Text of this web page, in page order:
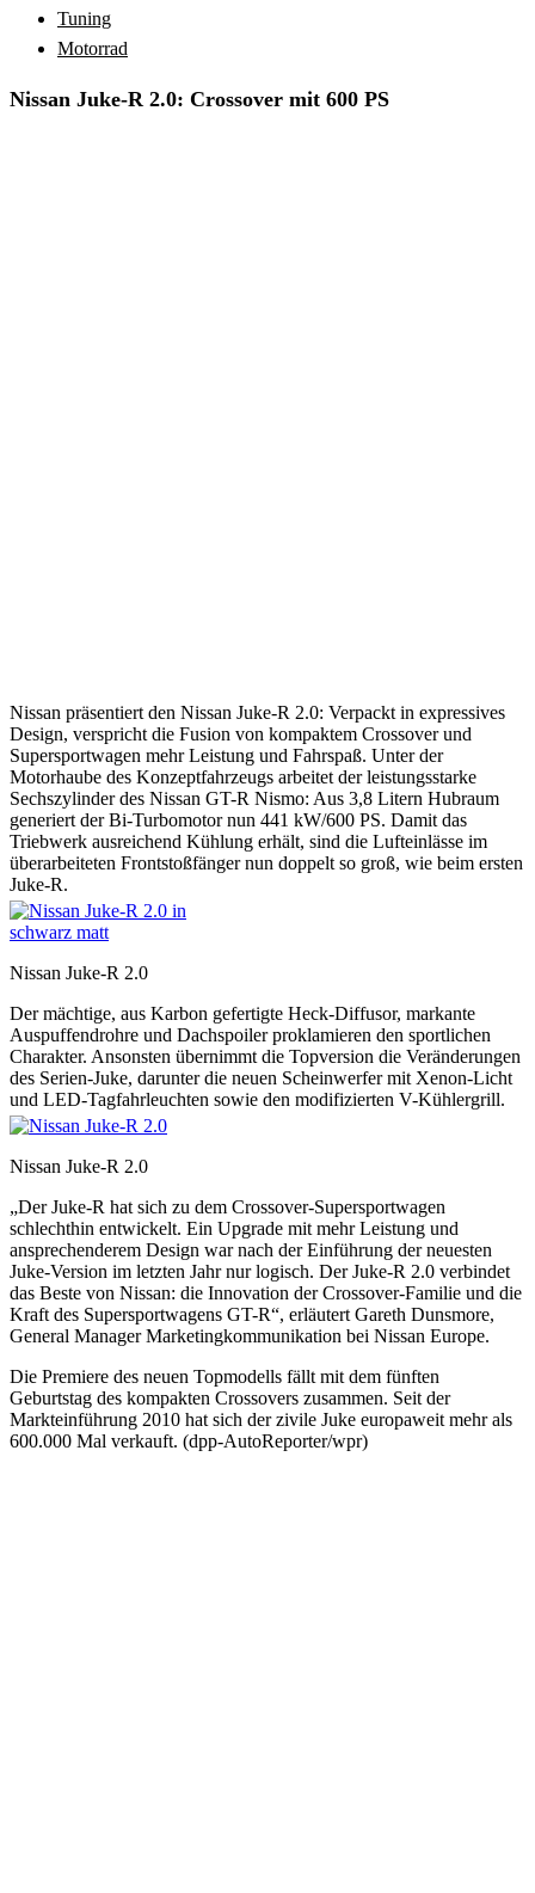
Tuning
Motorrad
Nissan Juke-R 2.0: Crossover mit 600 PS
Nissan präsentiert den Nissan Juke-R 2.0: Verpackt in expressives
Design, verspricht die Fusion von kompaktem Crossover und
Supersportwagen mehr Leistung und Fahrspaß. Unter der
Motorhaube des Konzeptfahrzeugs arbeitet der leistungsstarke
Sechszylinder des Nissan GT-R Nismo: Aus 3,8 Litern Hubraum
generiert der Bi-Turbomotor nun 441 kW/600 PS. Damit das
Triebwerk ausreichend Kühlung erhält, sind die Lufteinlässe im
überarbeiteten Frontstoßfänger nun doppelt so groß, wie beim ersten
Juke-R.
Nissan Juke-R 2.0
Der mächtige, aus Karbon gefertigte Heck-Diffusor, markante
Auspuffendrohre und Dachspoiler proklamieren den sportlichen
Charakter. Ansonsten übernimmt die Topversion die Veränderungen
des Serien-Juke, darunter die neuen Scheinwerfer mit Xenon-Licht
und LED-Tagfahrleuchten sowie den modifizierten V-Kühlergrill.
Nissan Juke-R 2.0
„Der Juke-R hat sich zu dem Crossover-Supersportwagen
schlechthin entwickelt. Ein Upgrade mit mehr Leistung und
ansprechenderem Design war nach der Einführung der neuesten
Juke-Version im letzten Jahr nur logisch. Der Juke-R 2.0 verbindet
das Beste von Nissan: die Innovation der Crossover-Familie und die
Kraft des Supersportwagens GT-R“, erläutert Gareth Dunsmore,
General Manager Marketingkommunikation bei Nissan Europe.
Die Premiere des neuen Topmodells fällt mit dem fünften
Geburtstag des kompakten Crossovers zusammen. Seit der
Markteinführung 2010 hat sich der zivile Juke europaweit mehr als
600.000 Mal verkauft. (dpp-AutoReporter/wpr)